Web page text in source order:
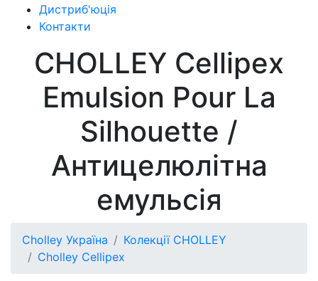
Дистриб'юція
Контакти
CHOLLEY Cellipex
Emulsion Pour La
Silhouette /
Антицелюлітна
емульсія
Cholley Україна
Колекції CHOLLEY
Cholley Cellipex